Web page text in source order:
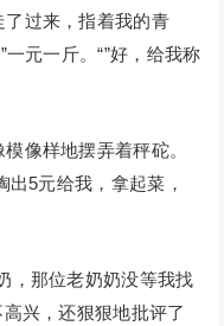
过来，指着我的青
元一斤。“”好，给我称
像样地摆弄着秤砣。
出5元给我，拿起菜，
那位老奶奶没等我找
兴，还狠狠地批评了